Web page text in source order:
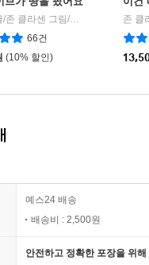
맥 바넷 글/존 클라센 그림/서남희 역
시공
66건
(10% 할인)
예스24 배송
배송비 : 2,500원
안전하고 정확한 포장을 위